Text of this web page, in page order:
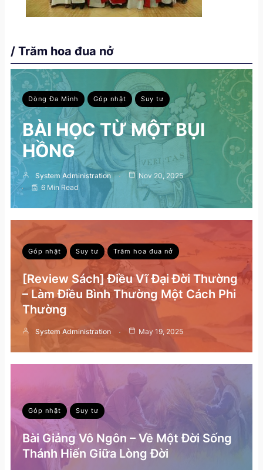
/ Trăm hoa đua nở
Dòng Đa Minh Góp nhặt Suy tư
BÀI HỌC TỪ MỘT BỤI
HỒNG
System Administration
Nov 20, 2025
6 Min Read
Góp nhặt Suy tư Trăm hoa đua nở
[Review Sách] Điều Vĩ Đại Đời Thường
– Làm Điều Bình Thường Một Cách Phi
Thường
System Administration May 19, 2025
Góp nhặt Suy tư
Bài Giảng Vô Ngôn – Về Một Đời Sống
Thánh Hiến Giữa Lòng Đời